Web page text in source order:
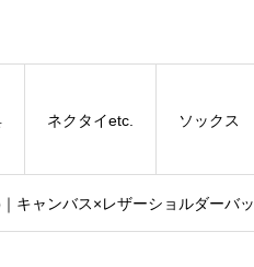
ネクタイetc. ソックス
キャンバス×レザーショルダーバ